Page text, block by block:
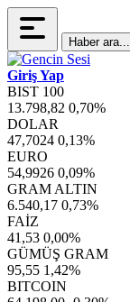
Haber ara...
Giriş Yap
BIST 100
13.798,82 0,70%
DOLAR
47,7024 0,13%
EURO
54,9926 0,09%
GRAM ALTIN
6.540,17 0,73%
FAİZ
41,53 0,00%
GÜMÜŞ GRAM
95,55 1,42%
BITCOIN